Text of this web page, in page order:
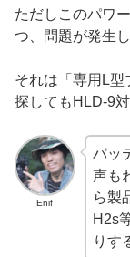
ただしこのパワ
つ、問題が発生
それは「専用L型
探してもHLD-9
Enif
バッ
声も
ら製
H2s
りす